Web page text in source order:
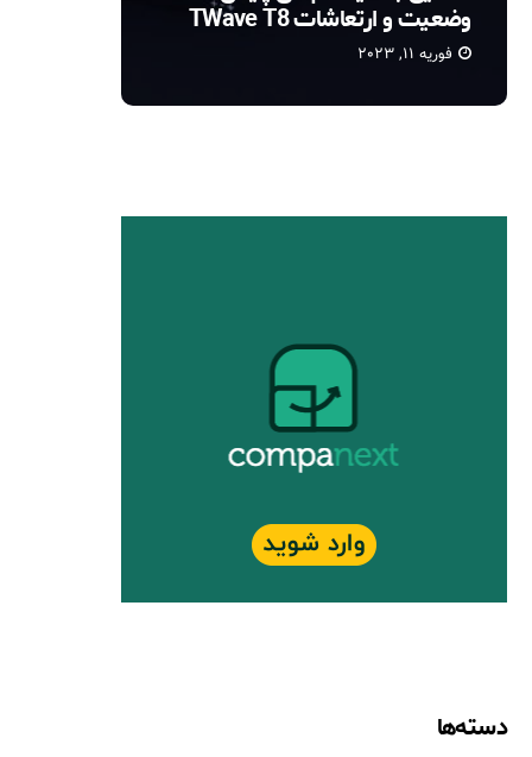
تی ویو (TWave)
فوریه 10, 2023
دسته‌ها